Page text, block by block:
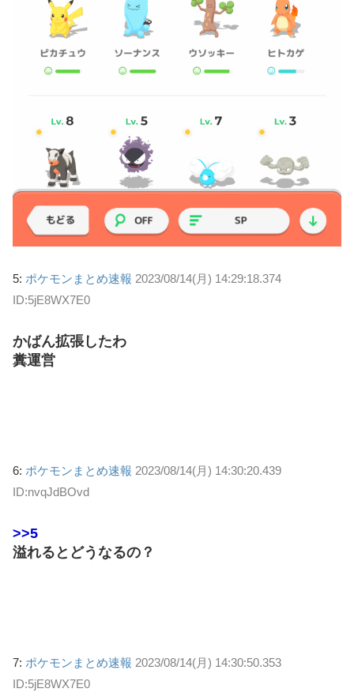
5: ポケモンまとめ速報 2023/08/14(月) 14:29:18.374
ID:5jE8WX7E0
かばん拡張したわ
糞運営
6: ポケモンまとめ速報 2023/08/14(月) 14:30:20.439
ID:nvqJdBOvd
>>5
溢れるとどうなるの？
7: ポケモンまとめ速報 2023/08/14(月) 14:30:50.353
ID:5jE8WX7E0